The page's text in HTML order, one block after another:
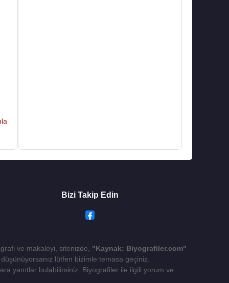
Bizi Takip Edin
ve makaleyi, sitenizde, "Kaynak: Biyografiler.com"
lütfen bizimle temasa geçiniz.
yanıtlar bulabilirsiniz. Biyografiler ile ilgili yorum ve